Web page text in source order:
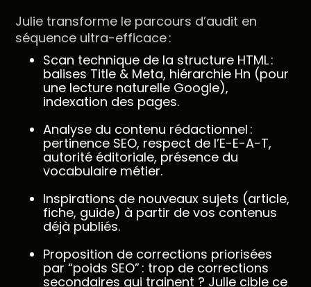
Julie transforme le parcours d’audit en
séquence ultra-efficace :
Scan technique de la structure HTML :
balises Title & Meta, hiérarchie Hn (pour
une lecture naturelle Google),
indexation des pages.
Analyse du contenu rédactionnel :
pertinence SEO, respect de l’E-E-A-T,
autorité éditoriale, présence du
vocabulaire métier.
Inspirations de nouveaux sujets (article,
fiche, guide) à partir de vos contenus
déjà publiés.
Proposition de corrections priorisées
par “poids SEO” : trop de corrections
secondaires qui trainent ? Julie cible ce